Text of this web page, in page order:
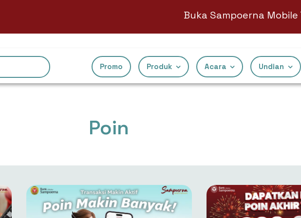
Buka Sampoerna Mobile
Promo Produk Acara ⁠Undian
Poin